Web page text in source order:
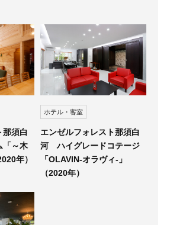
那須白
～木
年）
ホテル・客室
エンゼルフォレスト那須白
河 ハイグレードコテージ
「OLAVIN-オラヴィ-」
（2020年）